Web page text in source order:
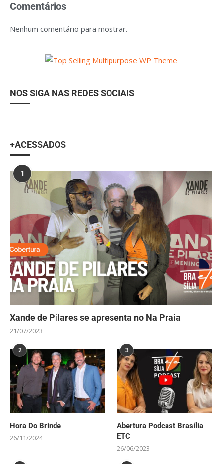
Comentários
Nenhum comentário para mostrar.
NOS SIGA NAS REDES SOCIAIS
+ACESSADOS
1
Xande de Pilares se apresenta no Na Praia
21/07/2023
2
Hora Do Brinde
26/11/2024
3
Abertura Podcast Brasília
ETC
26/06/2023